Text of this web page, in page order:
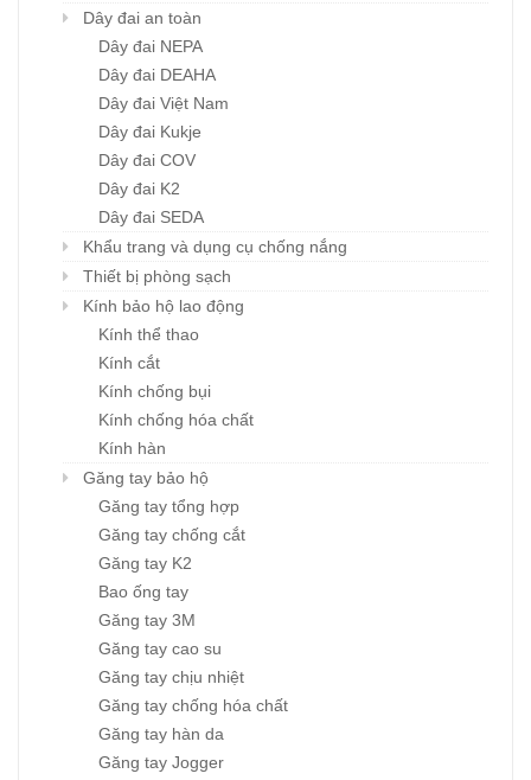
Dây đai an toàn
Dây đai NEPA
Dây đai DEAHA
Dây đai Việt Nam
Dây đai Kukje
Dây đai COV
Dây đai K2
Dây đai SEDA
Khẩu trang và dụng cụ chống nắng
Thiết bị phòng sạch
Kính bảo hộ lao động
Kính thể thao
Kính cắt
Kính chống bụi
Kính chống hóa chất
Kính hàn
Găng tay bảo hộ
Găng tay tổng hợp
Găng tay chống cắt
Găng tay K2
Bao ống tay
Găng tay 3M
Găng tay cao su
Găng tay chịu nhiệt
Găng tay chống hóa chất
Găng tay hàn da
Găng tay Jogger